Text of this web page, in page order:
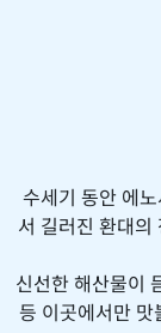
수세기 동안 에
서 길러진 환대
신선한 해산물이
등 이곳에서만